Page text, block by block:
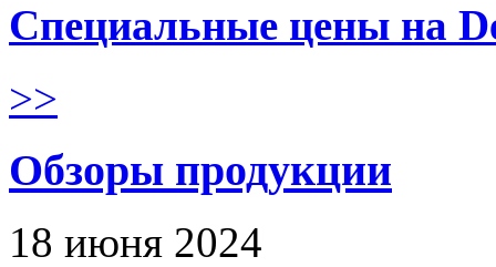
Специальные цены на
>>
Обзоры продукции
18 июня 2024